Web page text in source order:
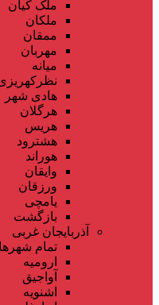
ملک کیان
ملکان
ممقان
مهربان
میانه
نظرکهریزی
هادی شهر
هرگلان
هریس
هشترود
هوراند
وایقان
ورزقان
یامچی
بازگشت
آذربایجان غربی
تمام شهر‌ها
ارومیه
آواجیق
اشنویه